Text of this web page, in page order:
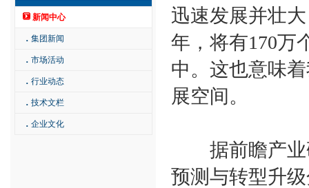
新闻中心
． 集团新闻
． 市场活动
． 行业动态
． 技术文栏
． 企业文化
迅速发展并壮
年，将有170万
中。这也意味
展空间。
据前瞻产业
预测与转型升